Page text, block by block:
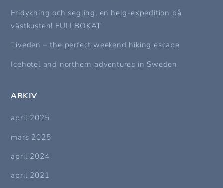
Fridykning och segling, en helg-expedition på
västkusten! FULLBOKAT
Tiveden – the perfect weekend hiking escape
Icehotel and northern adventures in Sweden
ARKIV
april 2025
mars 2025
april 2024
april 2021